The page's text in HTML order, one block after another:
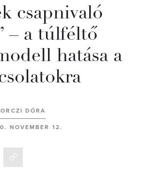
csapnivaló
– a túlféltő
hatása a
DÓRA
NOVEMBER 12.